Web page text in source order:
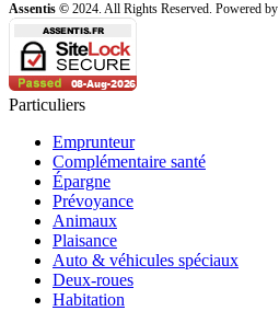
Assentis © 2024. All Rights Reserved. Powered by
Particuliers
Emprunteur
Complémentaire santé
Épargne
Prévoyance
Animaux
Plaisance
Auto & véhicules spéciaux
Deux-roues
Habitation